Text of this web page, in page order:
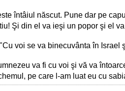
întâiul născut. Pune dar pe
Şi din el va ieşi un popor şi el
voi se va binecuvânta în
va fi cu voi şi vă va
pe care l-am luat eu cu